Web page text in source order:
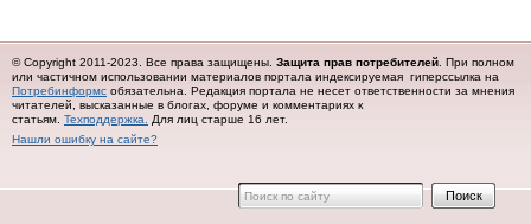
© Copyright 2011-2023. Все права защищены. Защита прав потребителей . При полном
или частичном использовании материалов портала индексируемая гиперссылка на
Потребинформс обязательна. Редакция портала не несет ответственности за мнения
читателей, высказанные в блогах, форуме и комментариях к
статьям. Техподдержка.
Для лиц старше 16 лет.
Нашли ошибку на сайте?